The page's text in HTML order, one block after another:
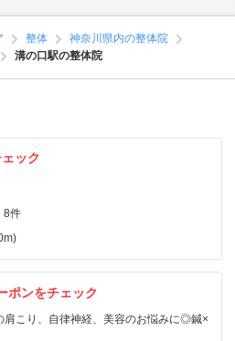
整体
神奈川県内の整体院
溝の口駅の整体院
ック
8件
ポンをチェック
肩こり、自律神経、美容のお悩みに◎鍼×